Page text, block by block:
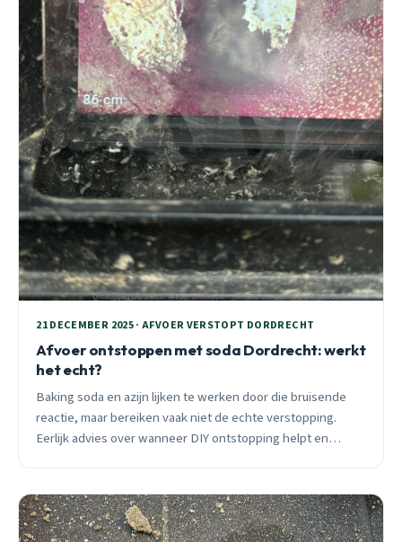
21 DECEMBER 2025 · AFVOER VERSTOPT DORDRECHT
Afvoer ontstoppen met soda Dordrecht: werkt
het echt?
Baking soda en azijn lijken te werken door die bruisende
reactie, maar bereiken vaak niet de echte verstopping.
Eerlijk advies over wanneer DIY ontstopping helpt en